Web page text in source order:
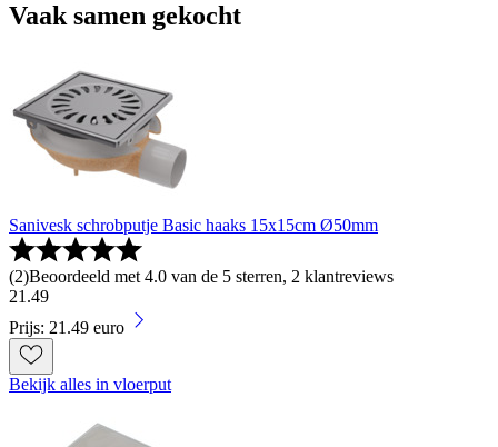
Vaak samen gekocht
Sanivesk schrobputje Basic haaks 15x15cm Ø50mm
(2)Beoordeeld met 4.0 van de 5 sterren, 2 klantreviews
21 .49
Prijs: 21.49 euro
Bekijk alles in vloerput